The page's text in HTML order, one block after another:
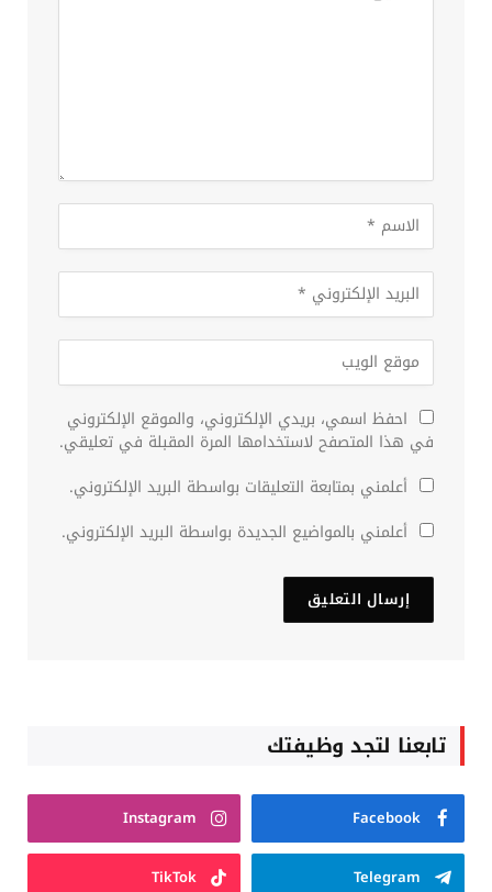
احفظ اسمي، بريدي الإلكتروني، والموقع الإلكتروني
في هذا المتصفح لاستخدامها المرة المقبلة في تعليقي.
أعلمني بمتابعة التعليقات بواسطة البريد الإلكتروني.
أعلمني بالمواضيع الجديدة بواسطة البريد الإلكتروني.
تابعنا لتجد وظيفتك
Facebook
Instagram
Telegram
TikTok